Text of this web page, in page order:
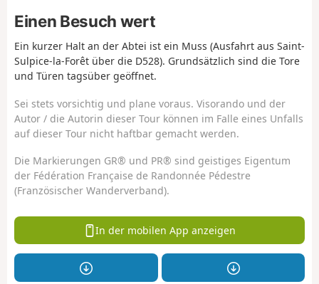
Einen Besuch wert
Ein kurzer Halt an der Abtei ist ein Muss (Ausfahrt aus Saint-
Sulpice-la-Forêt über die D528). Grundsätzlich sind die Tore
und Türen tagsüber geöffnet.
Sei stets vorsichtig und plane voraus. Visorando und der
Autor / die Autorin dieser Tour können im Falle eines Unfalls
auf dieser Tour nicht haftbar gemacht werden.
Die Markierungen GR® und PR® sind geistiges Eigentum
der Fédération Française de Randonnée Pédestre
(Französischer Wanderverband).
In der mobilen App anzeigen